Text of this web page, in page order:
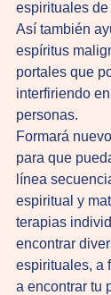
espirituales
Así también
espíritus
portales que
interfiriendo
personas.
Formará
para que
línea
espiritual y
terapias
encontrar
espirituales, a
a encontrar tu